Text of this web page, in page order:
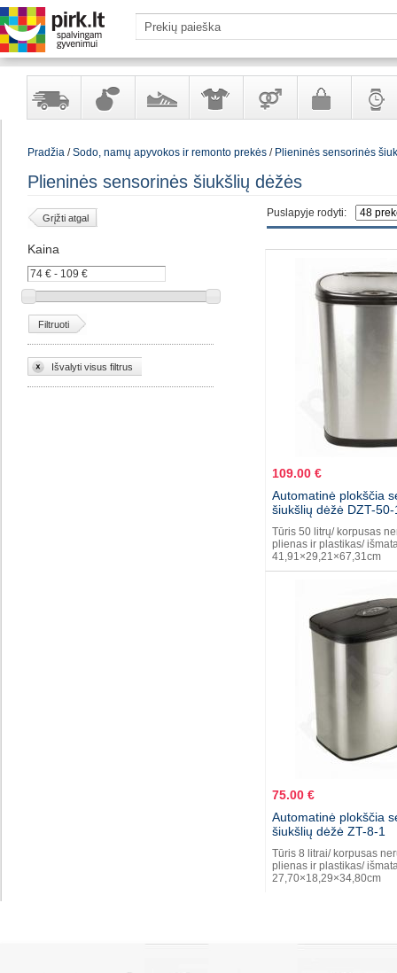
Yra
Kvepalai
kosmetika
Avalynė Apranga
aksesuarai
Prekės
Galanterija
Pradžia/Sodo, namų apyvokos ir remonto prekės/ Plieninės sensorinės
Plieninės sensorinės šiukšlių dėžės
Puslapyje rodyti:
Grįžti atgal
Kaina
Filtruoti
Išvalyti visus filtrus
109.00 €
Automatinė plokščia
šiukšlių dėžė DZT-50-
Tūris 50 litrų/ korpusas
plienas ir plastikas/
41,91×29,21×67,31cm
75.00 €
Automatinė plokščia
šiukšlių dėžė ZT-8-1
Tūris 8 litrai/ korpusas
plienas ir plastikas/
27,70×18,29×34,80cm